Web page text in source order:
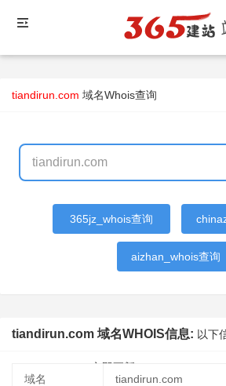
tiandirun.com 域名Whois查询
365jz_whois查询
aizhan_whois查询
tiandirun.com 域名WHOIS信息: 以下
立即更新
域名
tiandirun.com